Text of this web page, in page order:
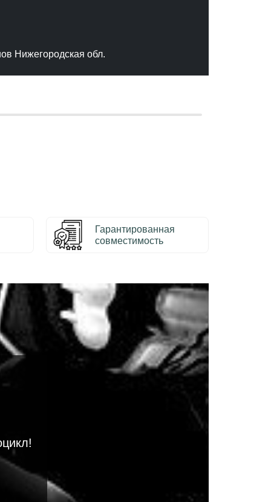
Нижегородская обл.
Гарантированная
совместимость